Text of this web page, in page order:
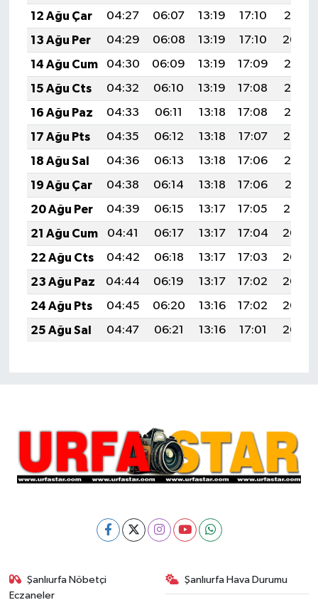
12 Ağu Çar
04:27 06:07 13:19 17:10
20:21
13 Ağu Per
04:29 06:08 13:19 17:10
20:20
14 Ağu Cum
04:30 06:09 13:19 17:09
20:18
15 Ağu Cts
04:32 06:10 13:19 17:08
20:17
16 Ağu Paz
04:33 06:11 13:18 17:08
20:15
17 Ağu Pts
04:35 06:12 13:18 17:07
20:14
18 Ağu Sal
04:36 06:13 13:18 17:06
20:13
19 Ağu Çar
04:38 06:14 13:18 17:06
20:11
20 Ağu Per
04:39 06:15 13:17 17:05
20:10
21 Ağu Cum
04:41 06:17 13:17 17:04
20:08
22 Ağu Cts
04:42 06:18 13:17 17:03
20:07
23 Ağu Paz
04:44 06:19 13:17 17:02
20:05
24 Ağu Pts
04:45 06:20 13:16 17:02
20:03
25 Ağu Sal
04:47 06:21 13:16 17:01 20:02
Şanlıurfa Nöbetçi
Eczaneler
Şanlıurfa Hava Durumu